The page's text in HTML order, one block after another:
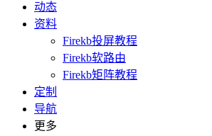
动态
资料
Firekb投屏教程
Firekb软路由
Firekb矩阵教程
定制
导航
更多